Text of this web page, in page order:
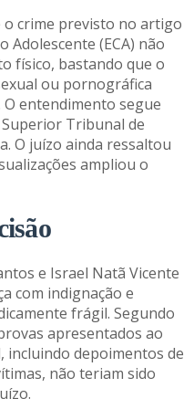
o crime previsto no artigo
Adolescente (ECA) não
físico, bastando que o
ou pornográfica
entendimento segue
Tribunal de
O juízo ainda ressaltou
ampliou o
e Israel Natã Vicente
com indignação e
frágil. Segundo
apresentados ao
incluindo depoimentos de
não teriam sido